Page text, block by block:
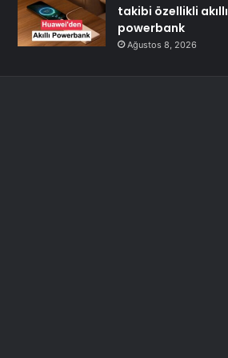
takibi özellikli akıllı
powerbank
Ağustos 8, 2026